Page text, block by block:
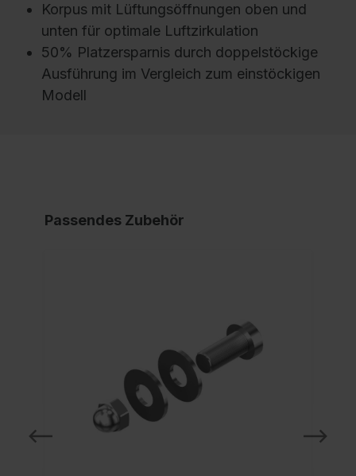
Korpus mit Lüftungsöffnungen oben und
unten für optimale Luftzirkulation
50% Platzersparnis durch doppelstöckige
Ausführung im Vergleich zum einstöckigen
Modell
Passendes Zubehör